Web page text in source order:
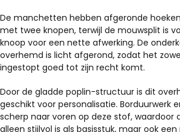
De manchetten hebben afgeronde
met twee knopen, terwijl de mouwsplit is
knoop voor een nette afwerking. De
overhemd is licht afgerond, zodat het
ingestopt goed tot zijn recht komt.
Door de gladde poplin-structuur is dit
geschikt voor personalisatie. Borduurwerk
scherp naar voren op deze stof, waardoor
alleen stijlvol is als basisstuk, maar ook